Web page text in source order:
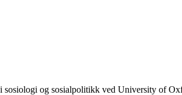
sosiologi og sosialpolitikk ved University of